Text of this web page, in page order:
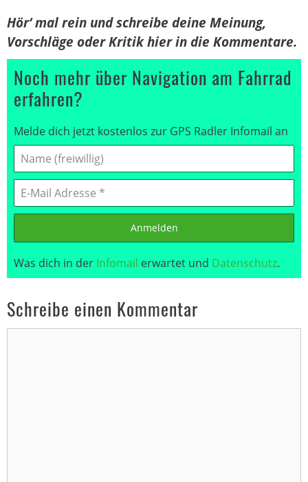
Hör‘ mal rein und schreibe deine Meinung,
Vorschläge oder Kritik hier in die Kommentare.
Noch mehr über Navigation am Fahrrad
erfahren?
Melde dich jetzt kostenlos zur GPS Radler Infomail an
Anmelden
Was dich in der Infomail erwartet und Datenschutz.
Schreibe einen Kommentar